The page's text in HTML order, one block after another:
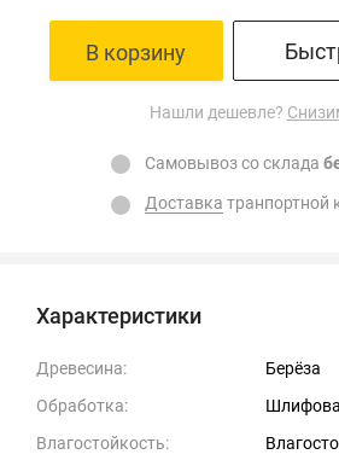
Характеристики
Древесина:
Берёза
Обработка:
Влагостойкость:
В корзину
Нашли дешевле?
Самовывоз со склада
Доставка транпортной